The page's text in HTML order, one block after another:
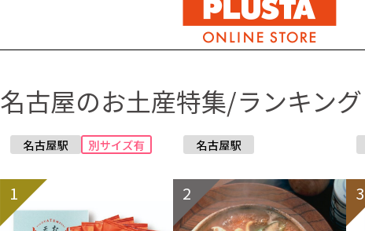
名古屋のお土産特集/ランキング
1 2 3